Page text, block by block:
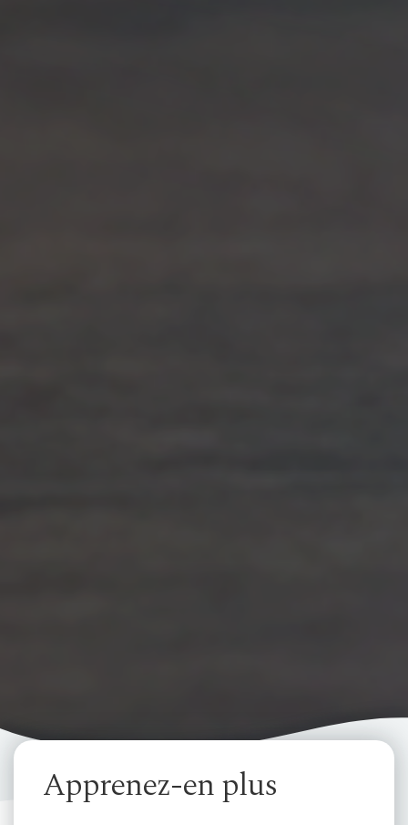
Apprenez-en plus